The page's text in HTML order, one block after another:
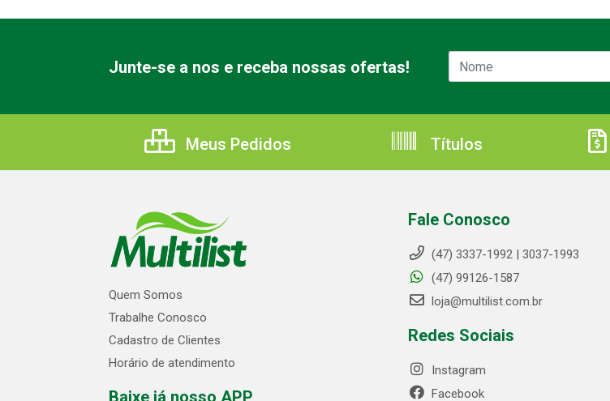
Junte-se a nos e receba nossas ofertas!
Meus Pedidos Títulos
Quem Somos
Trabalhe Conosco
Cadastro de Clientes
Horário de atendimento
Baixe já nosso APP
Fale Conosco
(47) 3337-1992 | 3037-1993
(47) 99126-1587
loja@multilist.com.br
Redes Sociais
Instagram
Facebook